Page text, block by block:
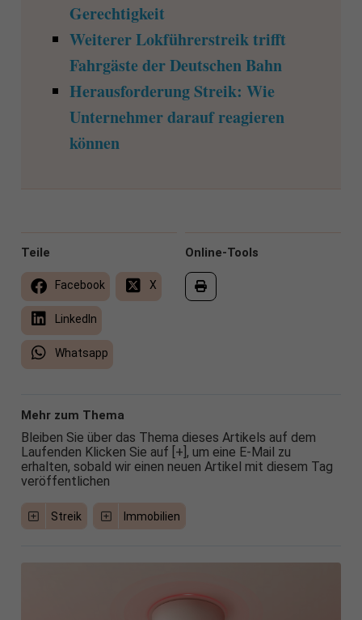
Gerechtigkeit
Weiterer Lokführerstreik trifft
Fahrgäste der Deutschen Bahn
Herausforderung Streik: Wie
Unternehmer darauf reagieren
können
Online-Tools
Teile
Facebook X
LinkedIn
Whatsapp
Mehr zum Thema
Bleiben Sie über das Thema dieses Artikels auf dem
Laufenden Klicken Sie auf [+], um eine E-Mail zu
erhalten, sobald wir einen neuen Artikel mit diesem Tag
veröffentlichen
Streik Immobilien